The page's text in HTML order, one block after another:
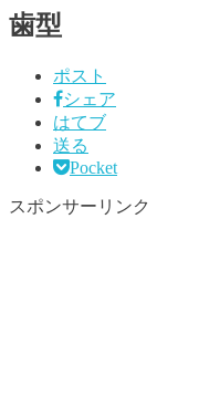
歯型
ポスト
シェア
はてブ
送る
Pocket
スポンサーリンク